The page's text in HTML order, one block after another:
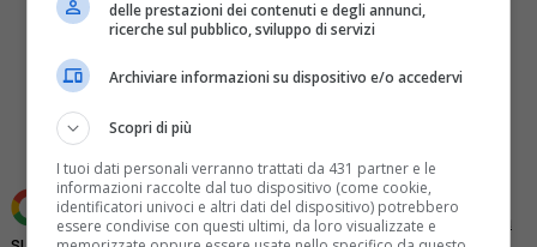
Share
Tweet
Aggiungi Quotidiano Piemontese come Fonte preferita
delle prestazioni dei contenuti e degli annunci,
ricerche sul pubblico, sviluppo di servizi
Archiviare informazioni su dispositivo e/o accedervi
Scopri di più
I tuoi dati personali verranno trattati da 431 partner e le
informazioni raccolte dal tuo dispositivo (come cookie,
identificatori univoci e altri dati del dispositivo) potrebbero
essere condivise con questi ultimi, da loro visualizzate e